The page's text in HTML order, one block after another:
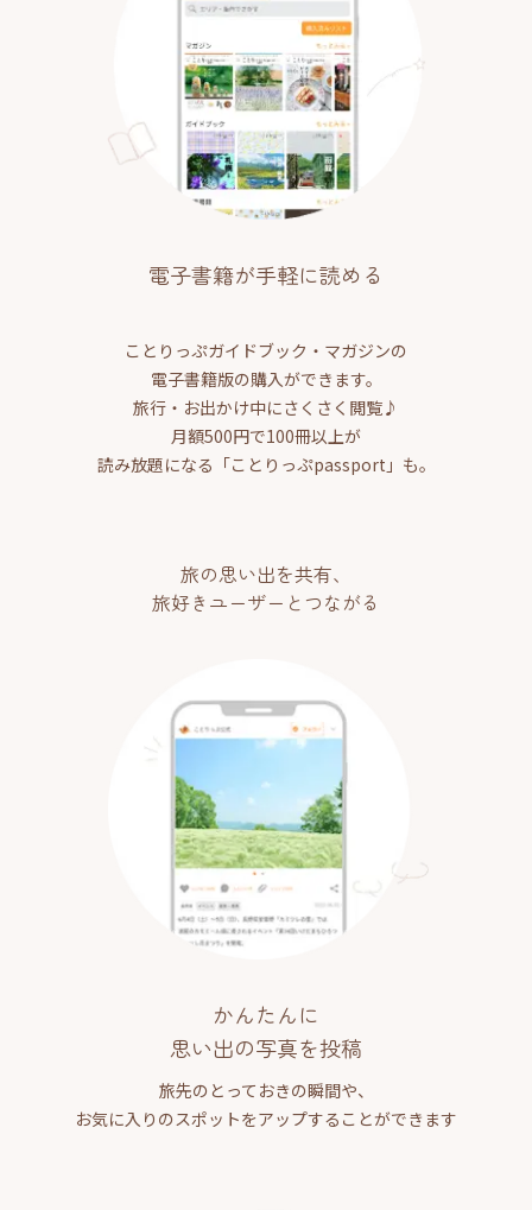
電子書籍が手軽に読める
ことりっぷガイドブック・マガジンの
電子書籍版の購入ができます。
旅行・お出かけ中にさくさく閲覧♪
月額500円で100冊以上が
読み放題になる「ことりっぷpassport」も。
旅の思い出を共有、
旅好きユーザーとつながる
かんたんに
思い出の写真を投稿
旅先のとっておきの瞬間や、
お気に入りのスポットをアップすることができます